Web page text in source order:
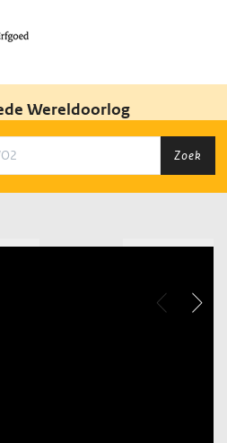
Wereldoorlog
Zoek